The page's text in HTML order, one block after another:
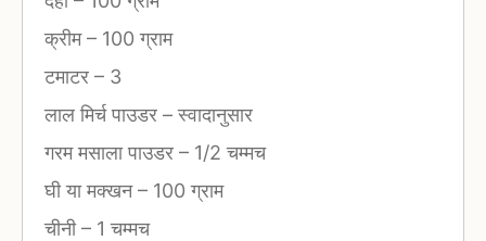
क्रीम– 100 ग्राम
टमाटर – 3
लाल मिर्च पाउडर –स्वादानुसार
गरम मसाला पाउडर – 1/2 चम्मच
घी या मक्खन– 100 ग्राम
चीनी– 1 चम्मच